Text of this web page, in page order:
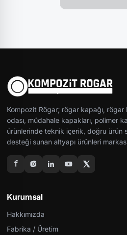
Kompozit Rögar; rögar kapağı,
odası, müdahale kapakları, polimer
ürünlerinde teknik içerik, doğru ürün
desteği sunan altyapı ürünleri
Kurumsal
Hakkımızda
Fabrika / Üretim